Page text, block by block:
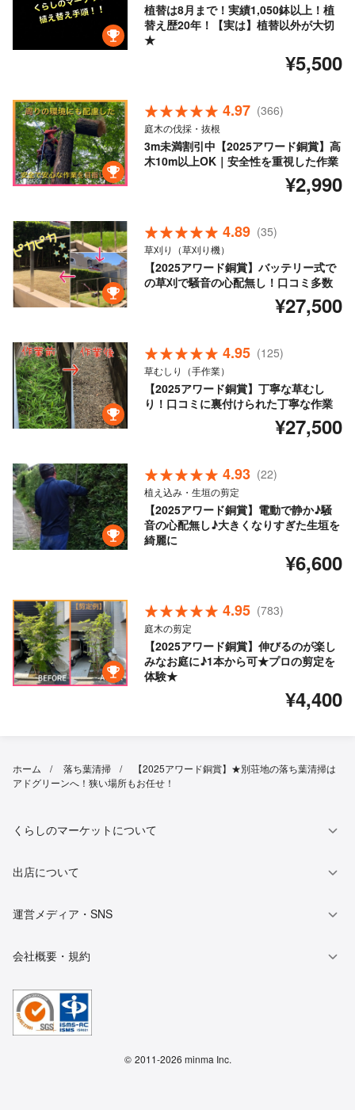
植替は8月まで！実績1,050鉢以上！植
替え歴20年！【実は】植替以外が大切
★
¥5,500
4.97 (366)
庭木の伐採・抜根
3m未満割引中【2025アワード銅賞】高
木10m以上OK｜安全性を重視した作業
¥2,990
4.89 (35)
草刈り（草刈り機）
【2025アワード銅賞】バッテリー式で
の草刈で騒音の心配無し！口コミ多数
¥27,500
4.95 (125)
草むしり（手作業）
【2025アワード銅賞】丁寧な草むし
り！口コミに裏付けられた丁寧な作業
¥27,500
4.93 (22)
植え込み・生垣の剪定
【2025アワード銅賞】電動で静か♪騒
音の心配無し♪大きくなりすぎた生垣を
綺麗に
¥6,600
4.95 (783)
庭木の剪定
【2025アワード銅賞】伸びるのが楽し
みなお庭に♪1本から可★プロの剪定を
体験★
¥4,400
ホーム 落ち葉清掃
【2025アワード銅賞】★別荘地の落ち葉清掃は
アドグリーンへ！狭い場所もお任せ！
くらしのマーケットについて
出店について
運営メディア・SNS
会社概要・規約
© 2011-2026 minma Inc.